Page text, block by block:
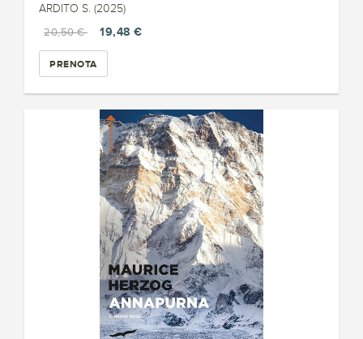
ARDITO S. (2025)
20,50 €
19,48 €
PRENOTA